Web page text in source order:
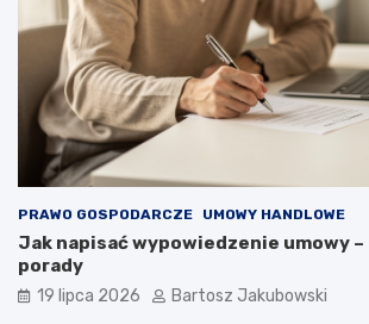
PRAWO GOSPODARCZE UMOWY HANDLOWE
Jak napisać wypowiedzenie umowy
porady
19 lipca 2026 Bartosz Jakubowski